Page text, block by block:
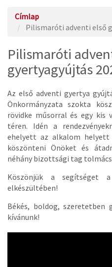
Címlap
Pilismaróti adventi első
Pilismaróti
gyertyagyújtás
Az első adventi gyertya
Önkormányzata szokta
rövidke műsorral és egy kis
téren. Idén a
ehelyett az alkalom helyett
köszönteni Önöket és
néhány bizottsági tag
Köszönjük a segítséget
elkészültében!
Békés, boldog, szeretetben
kívánunk!